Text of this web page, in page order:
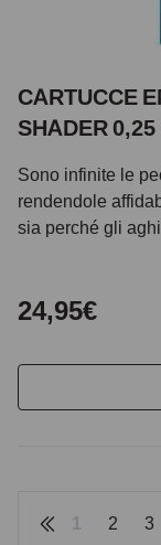
CARTUCCE
SHADER 0,25
Sono infinite le
rendendole
sia perché gli
24,95€
1 2 3